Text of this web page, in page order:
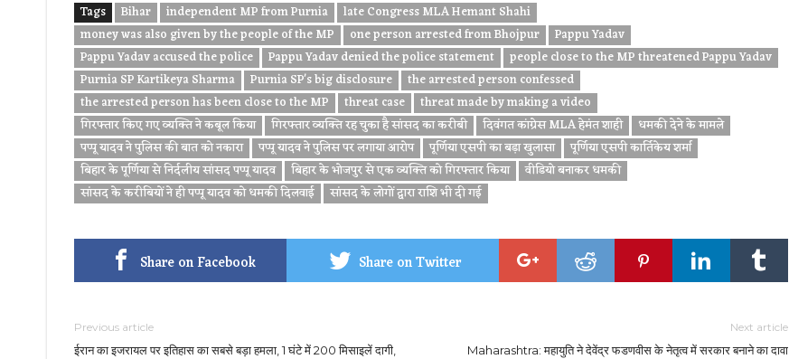
Tags Bihar independent MP from Purnia
late Congress MLA Hemant Shahi
money was also given by the people of the MP
one person arrested from Bhojpur
Pappu Yadav
Pappu Yadav accused the police
Pappu Yadav denied the police statement
people close to the MP threatened Pappu Yadav
Purnia SP Kartikeya Sharma
Purnia SP's big disclosure
the arrested person confessed
the arrested person has been close to the MP
threat case
threat made by making a video
गिरफ्तार किए गए व्यक्ति ने कबूल किया
गिरफ्तार व्यक्ति रह चुका है सांसद का करीबी दिवंगत कांग्रेस MLA हेमंत शाही
धमकी देने के मामले
पप्पू यादव ने पुलिस की बात को नकारा
पप्पू यादव ने पुलिस पर लगाया आरोप पूर्णिया एसपी का बड़ा खुलासा
पूर्णिया एसपी कार्तिकेय शर्मा
बिहार के पूर्णिया से निर्दलीय सांसद पप्पू यादव
बिहार के भोजपुर से एक व्यक्ति को गिरफ्तार किया
वीडियो बनाकर धमकी
सांसद के करीबियों ने ही पप्पू यादव को धमकी दिलवाई
सांसद के लोगों द्वारा राशि भी दी गई
Share on Facebook Share on Twitter
Previous article
ईरान का इजरायल पर इतिहास का सबसे बड़ा हमला, 1 घंटे में 200 मिसाइलें दागी,
Next article
Maharashtra: महायुति ने देवेंद्र फडणवीस के नेतृत्व में सरकार बनाने का दावा